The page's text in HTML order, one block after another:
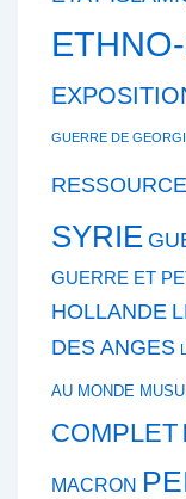
GUERRE DE
SYRIE
GUERRE ET
HOLLANDE
DES ANGES
AU MONDE
COMPLET
MACRON